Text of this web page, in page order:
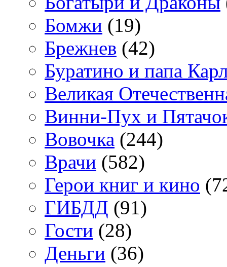
Бомжи (19)
Брежнев (42)
Буратино и папа
Великая
Винни-Пух и
Вовочка (244)
Врачи (582)
Герои книг и кино
ГИБДД (91)
Гости (28)
Деньги (36)